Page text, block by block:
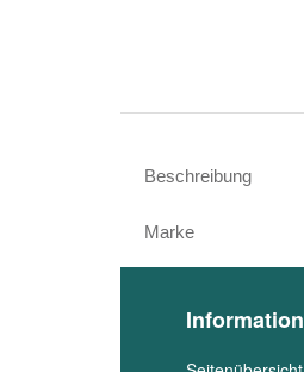
Beschreibung
Marke
Information